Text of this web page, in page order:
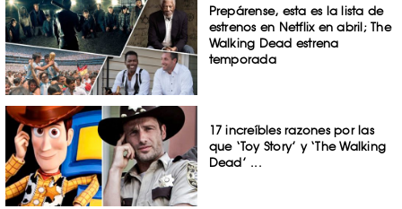
Prepárense, esta es la lista de
estrenos en Netflix en abril; The
Walking Dead estrena
temporada
17 increíbles razones por las
que ‘Toy Story’ y ‘The Walking
Dead’ ...